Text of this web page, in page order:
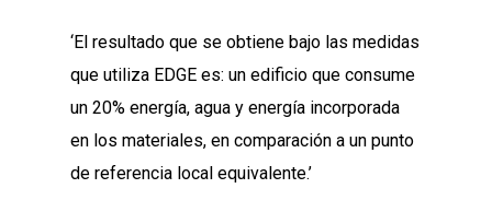
‘El resultado que se obtiene bajo las medidas
que utiliza EDGE es: un edificio que consume
un 20% energía, agua y energía incorporada
en los materiales, en comparación a un punto
de referencia local equivalente.’